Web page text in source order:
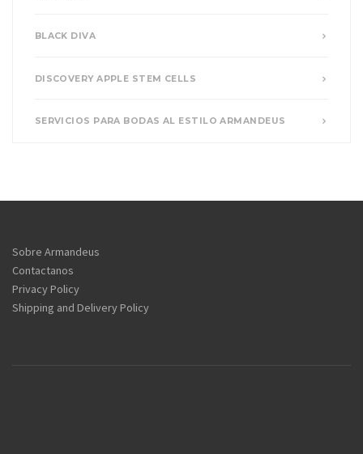
BLACK DIVA
DISCOVERY APPLE STEM CELLS
SERVICIOS PARA BODAS AL ESTILO ARMANDEUS
Sobre Armandeus
Contactanos
Privacy Policy
Shipping and Delivery Policy